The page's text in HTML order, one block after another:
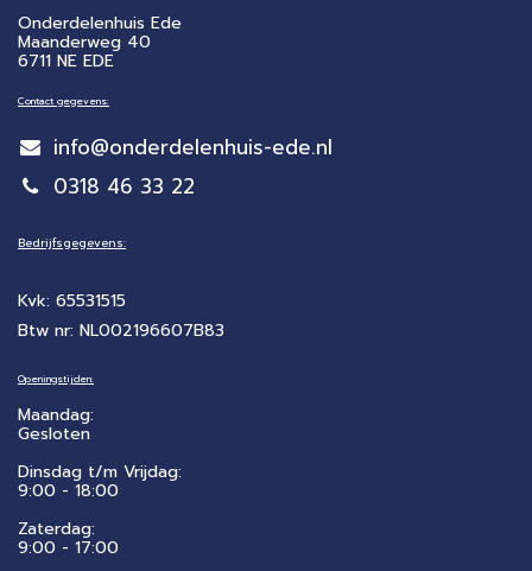
Onderdelenhuis Ede
Maanderweg 40
6711 NE EDE
Contact gegevens:
info@onderdelenhuis-ede.nl
0318 46 33 22
Bedrijfsgegevens:
Kvk: 65531515
Btw nr: NL002196607B83
Openingstijden:
Maandag:
Gesloten
Dinsdag t/m Vrijdag:
9:00 - 18:00
Zaterdag:
​9:00 - 17:00